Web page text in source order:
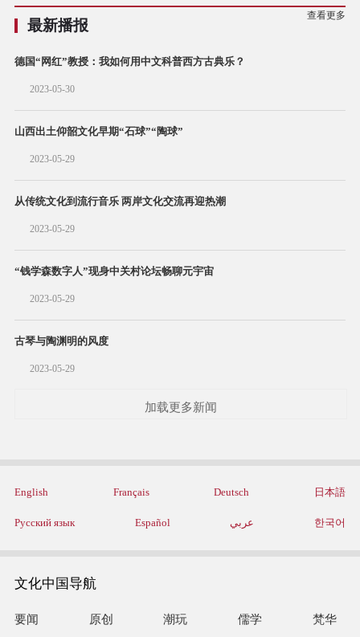
最新播报
查看更多
德国“网红”教授：我如何用中文科普西方古典乐？
2023-05-30
山西出土仰韶文化早期“石球”“陶球”
2023-05-29
从传统文化到流行音乐 两岸文化交流再迎热潮
2023-05-29
“钱学森数字人”现身中关村论坛畅聊元宇宙
2023-05-29
古琴与陶渊明的风度
2023-05-29
加载更多新闻
English Français Deutsch 日本語
Русский язык Español عربي 한국어
文化中国导航
要闻 原创 潮玩 儒学 梵华